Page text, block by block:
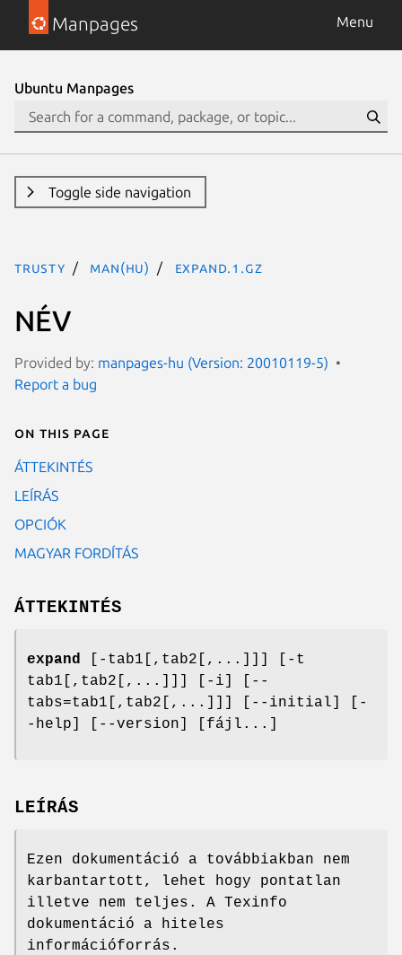
Manpages Menu
Ubuntu Manpages
Toggle side navigation
trusty man(hu) expand.1.gz
NÉV
Provided by: manpages-hu (Version: 20010119-5)
Report a bug
On this page
ÁTTEKINTÉS
LEÍRÁS
OPCIÓK
MAGYAR FORDÍTÁS
ÁTTEKINTÉS
expand [-tab1[,tab2[,...]]] [-t
tab1[,tab2[,...]]] [-i] [--
tabs=tab1[,tab2[,...]]] [--initial] [-
-help] [--version] [fájl...]
LEÍRÁS
Ezen dokumentáció a továbbiakban nem
karbantartott, lehet hogy pontatlan
illetve nem teljes. A Texinfo
dokumentáció a hiteles
információforrás.